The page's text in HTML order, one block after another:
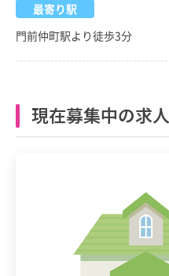
最寄り駅
門前仲町駅より徒歩3分
現在募集中の求人